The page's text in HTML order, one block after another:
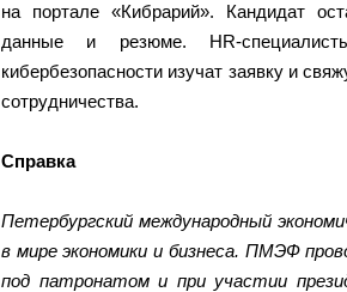
на портале «Кибрарий». Кандидат
данные и резюме. HR-
кибербезопасности изучат заявку и
сотрудничества.
Справка
Петербургский международный
в мире экономики и бизнеса. ПМЭФ
под патронатом и при участии